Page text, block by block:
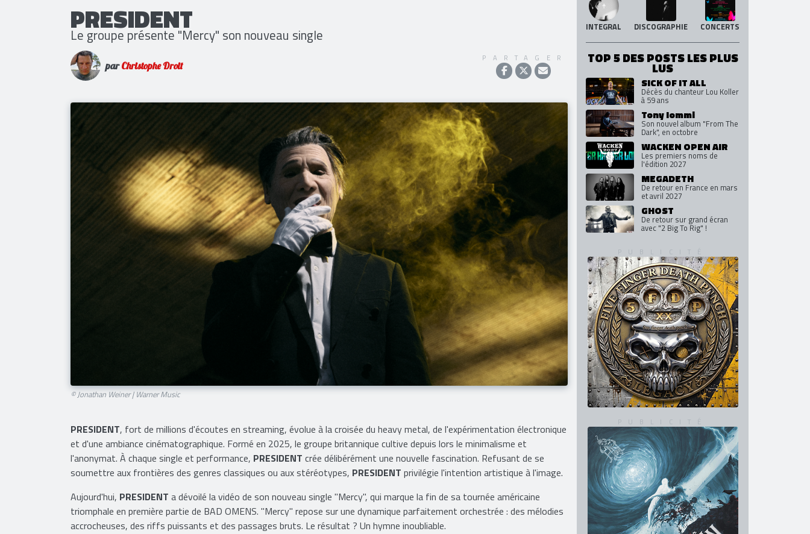
PRESIDENT
Le groupe présente "Mercy" son nouveau single
parChristophe Droit
PARTAGER
© Jonathan Weiner | Warner Music
PRESIDENT, fort de millions d'écoutes en streaming, évolue à la croisée du heavy metal, de l'expérimentation électronique
et d'une ambiance cinématographique. Formé en 2025, le groupe britannique cultive depuis lors le minimalisme et
l'anonymat. À chaque single et performance, PRESIDENT crée délibérément une nouvelle fascination. Refusant de se
soumettre aux frontières des genres classiques ou aux stéréotypes, PRESIDENT privilégie l'intention artistique à l'image.
Aujourd'hui, PRESIDENT a dévoilé la vidéo de son nouveau single "Mercy", qui marque la fin de sa tournée américaine
triomphale en première partie de BAD OMENS. "Mercy" repose sur une dynamique parfaitement orchestrée : des mélodies
accrocheuses, des riffs puissants et des passages bruts. Le résultat ? Un hymne inoubliable.
INTEGRAL DISCOGRAPHIE CONCERTS
TOP 5 DES POSTS LES PLUS
LUS
SICK OF IT ALL
Décès du chanteur Lou Koller
à 59 ans
Tony Iommi
Son nouvel album "From The
Dark", en octobre
WACKEN OPEN AIR
Les premiers noms de
l'édition 2027
MEGADETH
De retour en France en mars
et avril 2027
GHOST
De retour sur grand écran
avec "2 Big To Rig" !